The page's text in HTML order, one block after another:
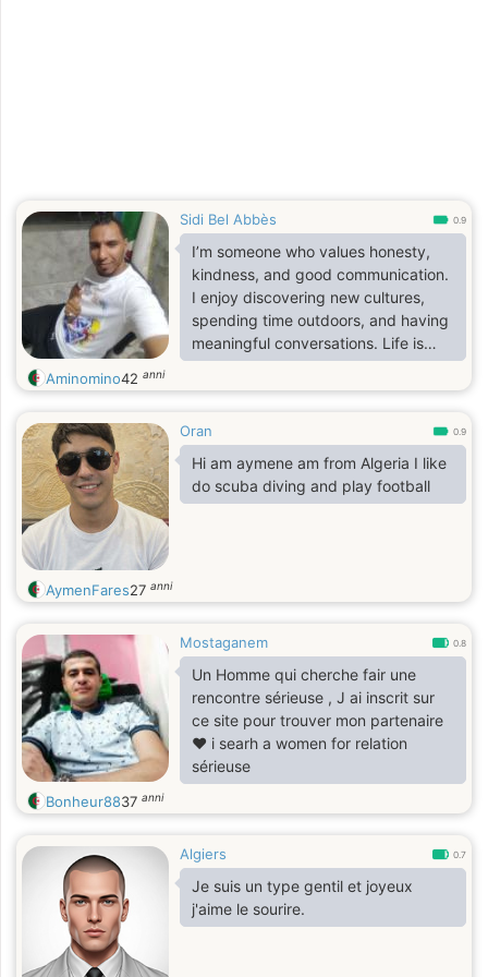
Sidi Bel Abbès 0.9
I’m someone who values honesty,
kindness, and good communication.
I enjoy discovering new cultures,
spending time outdoors, and having
meaningful conversations. Life is
more beautiful when shared with
someone who appreciates the little
Aminomino42 anni
Oran 0.9
Hi am aymene am from Algeria I like
do scuba diving and play football
AymenFares27 anni
Mostaganem 0.8
Un Homme qui cherche fair une
rencontre sérieuse , J ai inscrit sur
ce site pour trouver mon partenaire
❤️ i searh a women for relation
sérieuse
Bonheur8837 anni
Algiers 0.7
Je suis un type gentil et joyeux
j'aime le sourire.